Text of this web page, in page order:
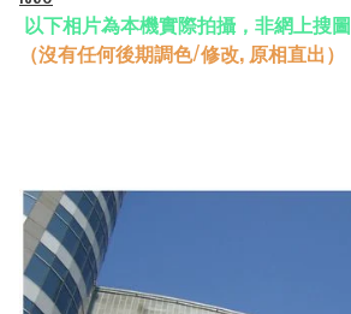
以下相片為本機實際拍攝，非網上搜圖
（沒有任何後期調色/修改, 原相直出）